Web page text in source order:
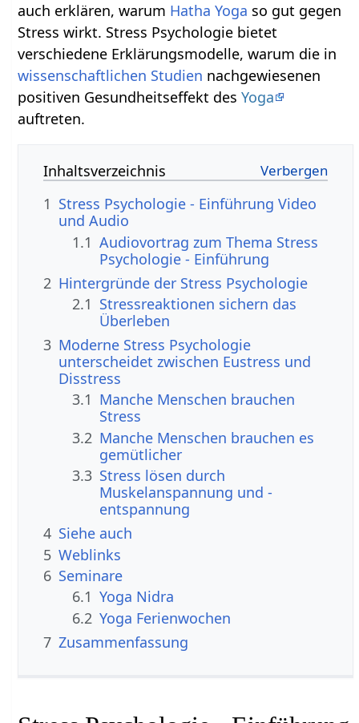
auch erklären, warum Hatha Yoga so gut gegen
Stress wirkt. Stress Psychologie bietet
verschiedene Erklärungsmodelle, warum die in
wissenschaftlichen Studien nachgewiesenen
positiven Gesundheitseffekt desYoga
auftreten.
Inhaltsverzeichnis
1 Stress Psychologie - Einführung Video
und Audio
1.1 Audiovortrag zum Thema Stress
Psychologie - Einführung
2 Hintergründe der Stress Psychologie
2.1 Stressreaktionen sichern das
Überleben
3 Moderne Stress Psychologie
unterscheidet zwischen Eustress und
Disstress
3.1 Manche Menschen brauchen
Stress
3.2 Manche Menschen brauchen es
gemütlicher
3.3 Stress lösen durch
Muskelanspannung und -
entspannung
4 Siehe auch
5 Weblinks
6 Seminare
6.1 Yoga Nidra
6.2 Yoga Ferienwochen
7 Zusammenfassung